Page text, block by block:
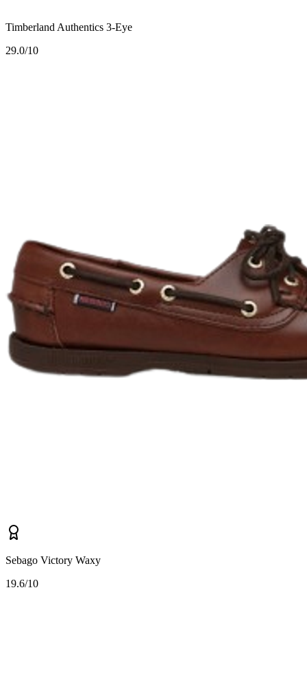
Timberland Authentics 3-Eye
29.0/10
Sebago Victory Waxy
19.6/10